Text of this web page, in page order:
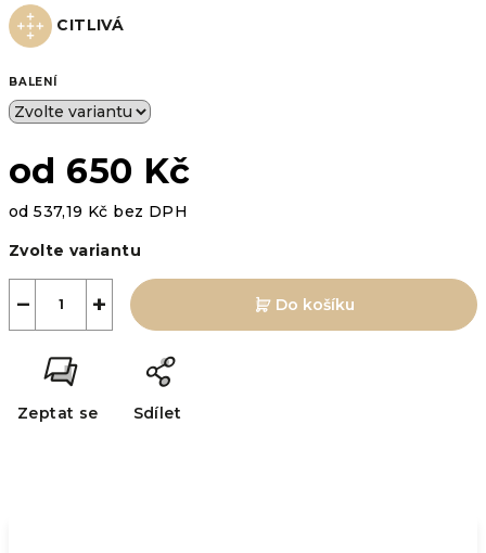
CITLIVÁ
BALENÍ
od 650 Kč
od537,19 Kč bez DPH
cena:
Zvolte variantu
+
− Do košíku
Zeptat se Sdílet